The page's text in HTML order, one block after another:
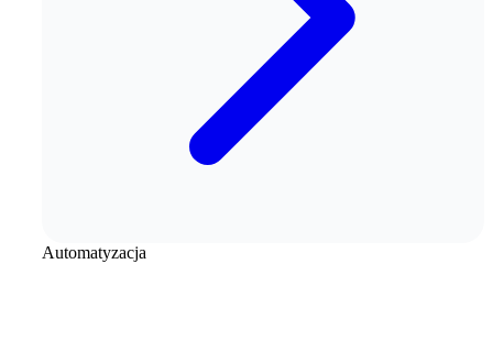
Automatyzacja